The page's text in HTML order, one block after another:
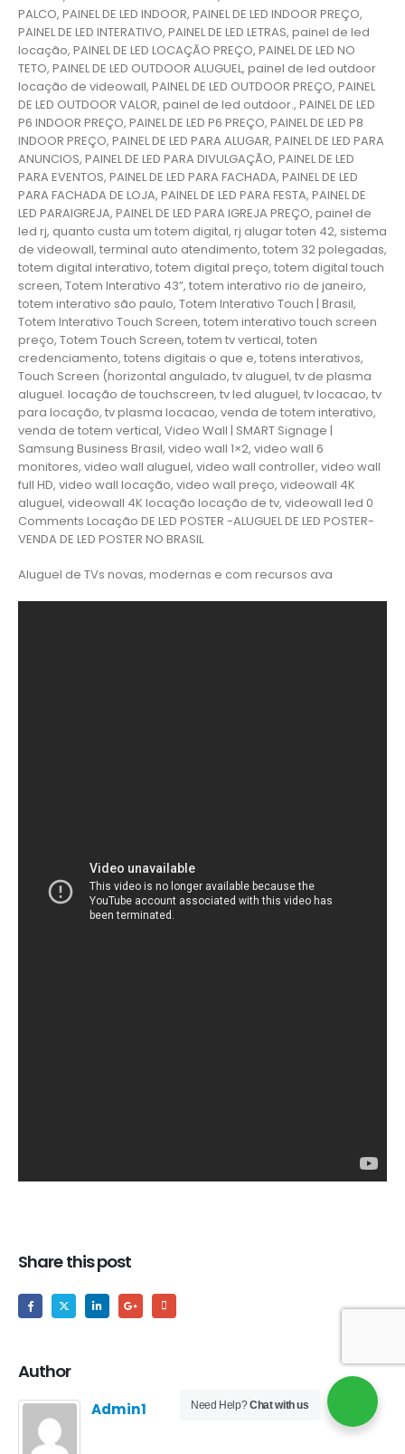
PALCO, PAINEL DE LED INDOOR, PAINEL DE LED INDOOR PREÇO,
PAINEL DE LED INTERATIVO, PAINEL DE LED LETRAS, painel de led
locação, PAINEL DE LED LOCAÇÃO PREÇO, PAINEL DE LED NO
TETO, PAINEL DE LED OUTDOOR ALUGUEL, painel de led outdoor
locação de videowall, PAINEL DE LED OUTDOOR PREÇO, PAINEL
DE LED OUTDOOR VALOR, painel de led outdoor., PAINEL DE LED
P6 INDOOR PREÇO, PAINEL DE LED P6 PREÇO, PAINEL DE LED P8
INDOOR PREÇO, PAINEL DE LED PARA ALUGAR, PAINEL DE LED PARA
ANUNCIOS, PAINEL DE LED PARA DIVULGAÇÃO, PAINEL DE LED
PARA EVENTOS, PAINEL DE LED PARA FACHADA, PAINEL DE LED
PARA FACHADA DE LOJA, PAINEL DE LED PARA FESTA, PAINEL DE
LED PARAIGREJA, PAINEL DE LED PARA IGREJA PREÇO, painel de
led rj, quanto custa um totem digital, rj alugar toten 42, sistema
de videowall, terminal auto atendimento, totem 32 polegadas,
totem digital interativo, totem digital preço, totem digital touch
screen, Totem Interativo 43”, totem interativo rio de janeiro,
totem interativo são paulo, Totem Interativo Touch | Brasil,
Totem Interativo Touch Screen, totem interativo touch screen
preço, Totem Touch Screen, totem tv vertical, toten
credenciamento, totens digitais o que e, totens interativos,
Touch Screen (horizontal angulado, tv aluguel, tv de plasma
aluguel. locação de touchscreen, tv led aluguel, tv locacao, tv
para locação, tv plasma locacao, venda de totem interativo,
venda de totem vertical, Video Wall | SMART Signage |
Samsung Business Brasil, video wall 1×2, video wall 6
monitores, video wall aluguel, video wall controller, video wall
full HD, video wall locação, video wall preço, videowall 4K
aluguel, videowall 4K locação locação de tv, videowall led 0
Comments Locação DE LED POSTER -ALUGUEL DE LED POSTER-
VENDA DE LED POSTER NO BRASIL
Aluguel de TVs novas, modernas e com recursos ava
Share this post
Author
Admin1 Need Help?Chat with us